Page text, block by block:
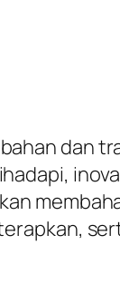
dan